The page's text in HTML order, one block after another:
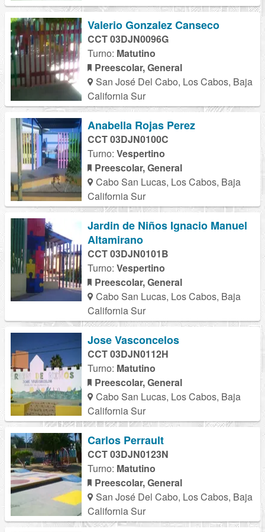
Valerio Gonzalez Canseco
CCT 03DJN0096G
Turno: Matutino
Preescolar, General
San José Del Cabo, Los Cabos, Baja
California Sur
Anabella Rojas Perez
CCT 03DJN0100C
Turno: Vespertino
Preescolar, General
Cabo San Lucas, Los Cabos, Baja
California Sur
Jardin de Niños Ignacio Manuel
Altamirano
CCT 03DJN0101B
Turno: Vespertino
Preescolar, General
Cabo San Lucas, Los Cabos, Baja
California Sur
Jose Vasconcelos
CCT 03DJN0112H
Turno: Matutino
Preescolar, General
Cabo San Lucas, Los Cabos, Baja
California Sur
Carlos Perrault
CCT 03DJN0123N
Turno: Matutino
Preescolar, General
San José Del Cabo, Los Cabos, Baja
California Sur